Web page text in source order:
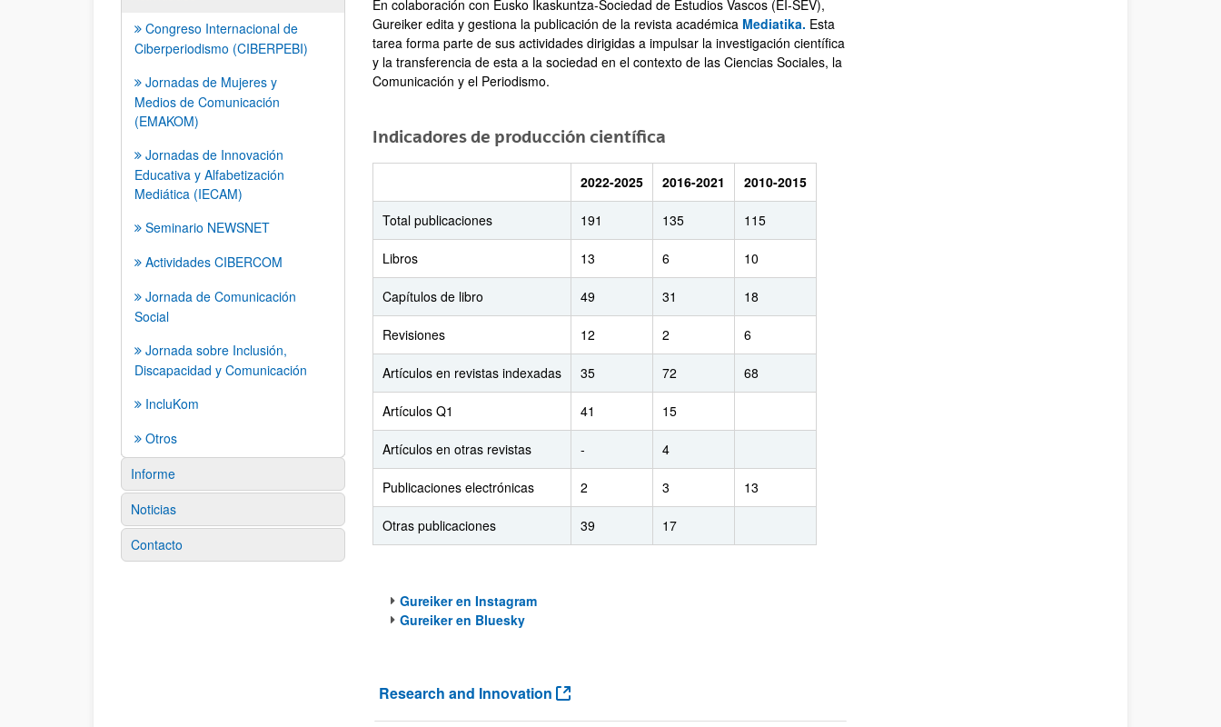
Congreso Internacional de
Ciberperiodismo (CIBERPEBI)
Jornadas de Mujeres y
Medios de Comunicación
(EMAKOM)
Jornadas de Innovación
Educativa y Alfabetización
Mediática (IECAM)
Seminario NEWSNET
Actividades CIBERCOM
Jornada de Comunicación
Social
Jornada sobre Inclusión,
Discapacidad y Comunicación
IncluKom
Otros
Informe
Noticias
Contacto
En colaboración con Eusko Ikaskuntza-Sociedad de Estudios Vascos (EI-SEV),
Gureiker edita y gestiona la publicación de la revista académica Mediatika. Esta
tarea forma parte de sus actividades dirigidas a impulsar la investigación científica
y la transferencia de esta a la sociedad en el contexto de las Ciencias Sociales, la
Comunicación y el Periodismo.
Indicadores de producción científica
2022-2025 2016-2021 2010-2015
Total publicaciones 191 135 115
Libros 13 6 10
Capítulos de libro 49 31 18
Revisiones 12 2 6
Artículos en revistas indexadas 35 72 68
Artículos Q1 41 15
Artículos en otras revistas - 4
Publicaciones electrónicas 2 3 13
Otras publicaciones 39 17
Gureiker en Instagram
Gureiker en Bluesky
Investigación
Research and Innovation (Abre una nueva ventana)